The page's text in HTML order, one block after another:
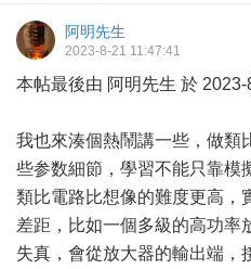
阿明先生
2023-8-21 11:47:41
本帖最後由 阿明先生 於
我也來湊個熱鬧講一些，做類
些参数細節，學習不能只靠模
類比電路比想像的難度更高，
差距，比如一個多級的高功率
失真，會從放大器的輸出端，